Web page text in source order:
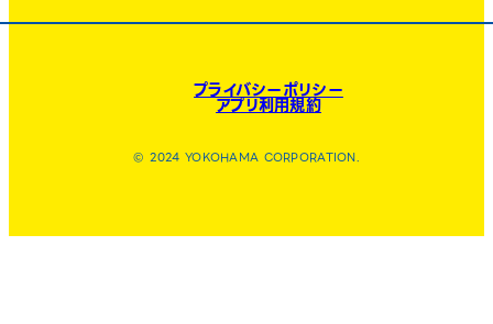
プライバシーポリシー
アプリ利用規約
© 2024 YOKOHAMA CORPORATION.